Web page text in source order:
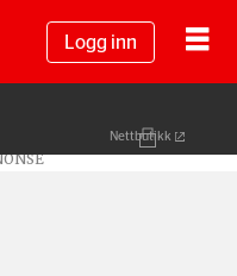
Logg inn
Nettbutikk